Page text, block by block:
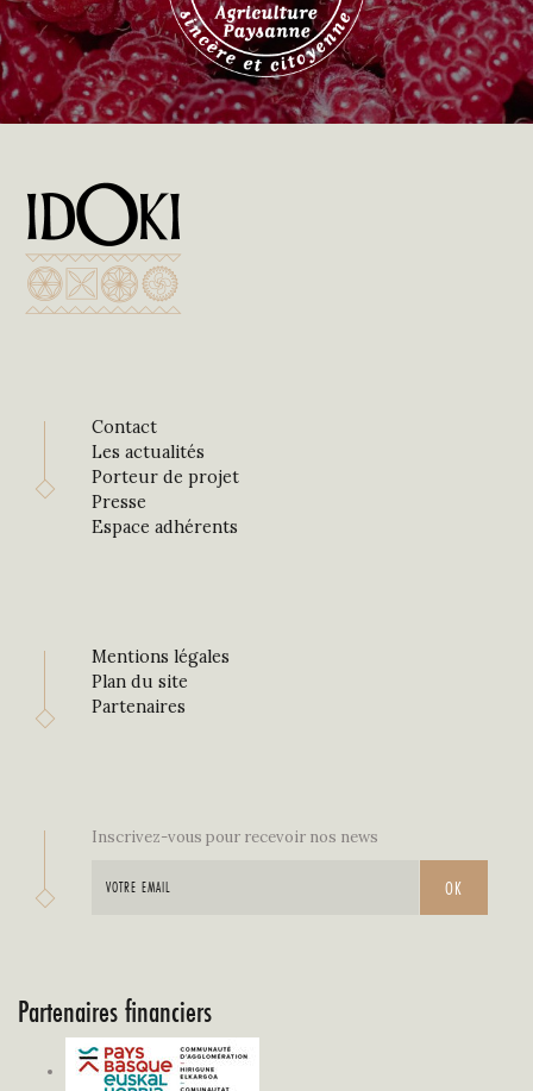
Contact
Les actualités
Porteur de projet
Presse
Espace adhérents
Mentions légales
Plan du site
Partenaires
Inscrivez-vous pour recevoir nos news
Partenaires financiers